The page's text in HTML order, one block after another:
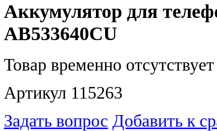
Аккумулятор для
AB533640CU
Товар временно
Артикул 115263
Задать вопрос Добавить к